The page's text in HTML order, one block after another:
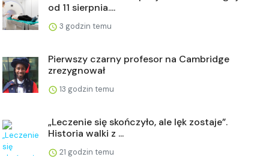
od 11 sierpnia....
3 godzin temu
Pierwszy czarny profesor na Cambridge
zrezygnował
13 godzin temu
„Leczenie się skończyło, ale lęk zostaje”.
Historia walki z ...
21 godzin temu